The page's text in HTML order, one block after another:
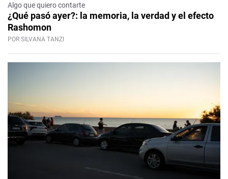
Algo que quiero contarte
¿Qué pasó ayer?: la memoria, la verdad y el efecto
Rashomon
POR SILVANA TANZI